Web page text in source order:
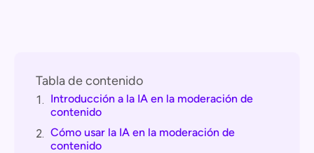
Tabla de contenido
1. Introducción a la IA en la moderación de
contenido
2. Cómo usar la IA en la moderación de
contenido